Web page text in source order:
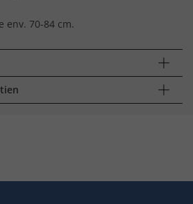
env. 70-84 cm.